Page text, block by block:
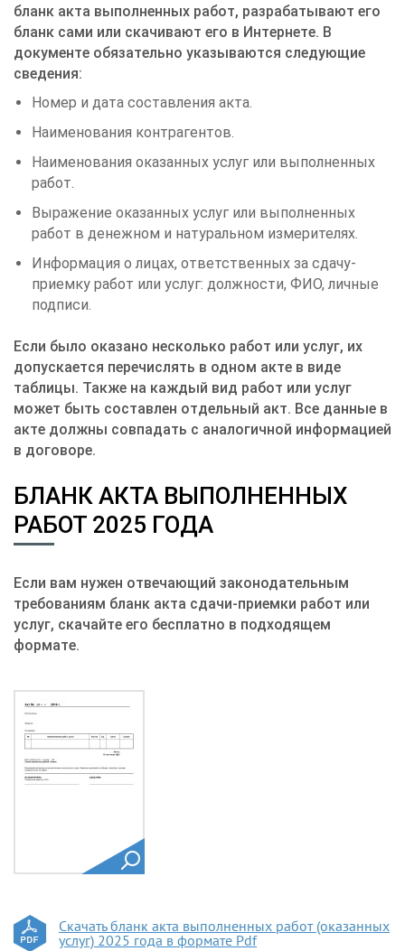
бланк акта выполненных работ, разрабатывают его
бланк сами или скачивают его в Интернете. В
документе обязательно указываются следующие
сведения:
Номер и дата составления акта.
Наименования контрагентов.
Наименования оказанных услуг или выполненных
работ.
Выражение оказанных услуг или выполненных
работ в денежном и натуральном измерителях.
Информация о лицах, ответственных за сдачу-
приемку работ или услуг: должности, ФИО, личные
подписи.
Если было оказано несколько работ или услуг, их
допускается перечислять в одном акте в виде
таблицы. Также на каждый вид работ или услуг
может быть составлен отдельный акт. Все данные в
акте должны совпадать с аналогичной информацией
в договоре.
БЛАНК АКТА ВЫПОЛНЕННЫХ
РАБОТ 2025 ГОДА
Если вам нужен отвечающий законодательным
требованиям бланк акта сдачи-приемки работ или
услуг, скачайте его бесплатно в подходящем
формате.
Скачать бланк акта выполненных работ (оказанных
услуг) 2025 года в формате Pdf